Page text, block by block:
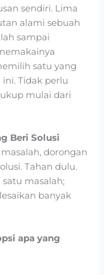
sendiri. Lima
alami sebuah
sampai
satu yang
Tidak perlu
mulai dari
Beri Solusi
dorongan
Tahan dulu.
masalah;
banyak
apa yang